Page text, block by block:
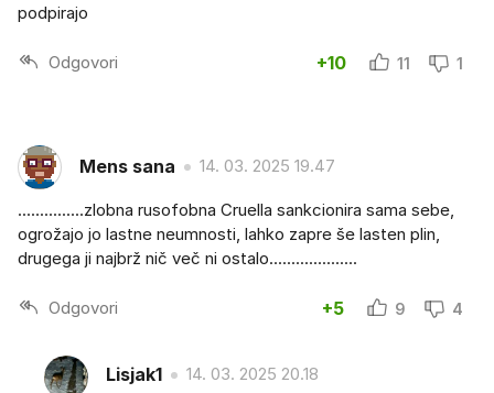
podpirajo
Odgovori +10 11 1
Mens sana 14. 03. 2025 19.47
...............zlobna rusofobna Cruella sankcionira sama sebe,
ogrožajo jo lastne neumnosti, lahko zapre še lasten plin,
drugega ji najbrž nič več ni ostalo....................
Odgovori +5 9 4
Lisjak1 14. 03. 2025 20.18